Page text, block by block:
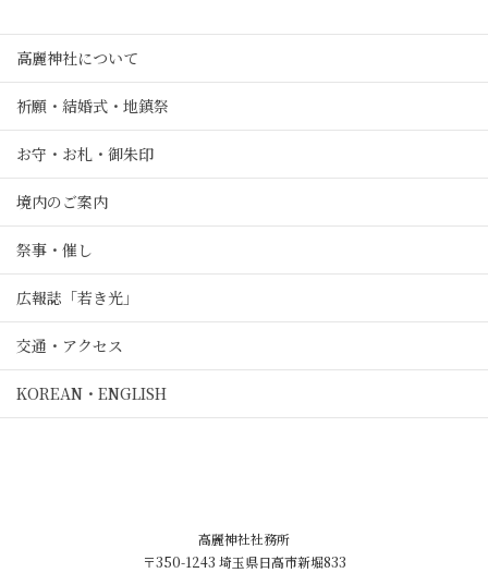
高麗神社について
祈願・結婚式・地鎮祭
お守・お札・御朱印
境内のご案内
祭事・催し
広報誌「若き光」
交通・アクセス
KOREAN・ENGLISH
高麗神社社務所
〒350-1243 埼玉県日高市新堀833